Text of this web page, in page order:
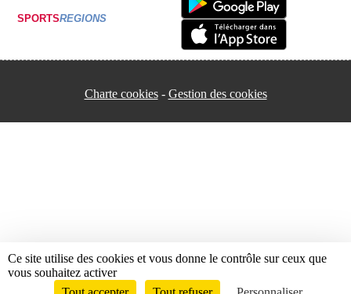
SPORTSREGIONS
Charte cookies Gestion des cookies
Ce site utilise des cookies et vous donne le contrôle sur ceux que
vous souhaitez activer